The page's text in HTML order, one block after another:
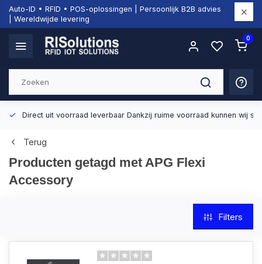
Auto-ID • RFID • POS-oplossingen | Persoonlijk B2B advies
| Wereldwijde levering
0
Direct uit voorraad leverbaar Dankzij ruime voorraad kunnen wij
Terug
Producten getagd met APG Flexi
Accessory
Filters